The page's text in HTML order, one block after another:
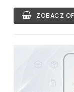
ZOBACZ